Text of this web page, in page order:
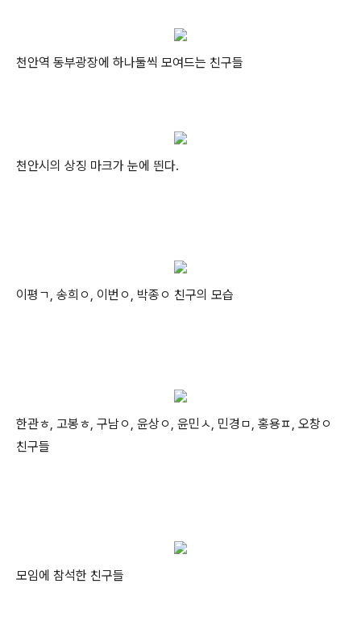
천안역 동부광장에 하나둘씩 모여드는 친구들
천안시의 상징 마크가 눈에 띈다.
이평ㄱ, 송희ㅇ, 이번ㅇ, 박종ㅇ 친구의 모습
한관ㅎ, 고봉ㅎ, 구남ㅇ, 윤상ㅇ, 윤민ㅅ, 민경ㅁ, 홍용ㅍ, 오창ㅇ
친구들
모임에 참석한 친구들